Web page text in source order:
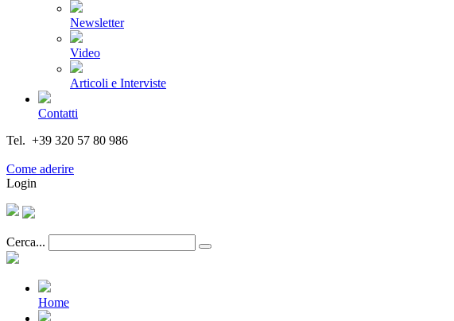
Newsletter
Video
Articoli e Interviste
Contatti
Tel. +39 320 57 80 986
Come aderire
Login
Cerca...
Home